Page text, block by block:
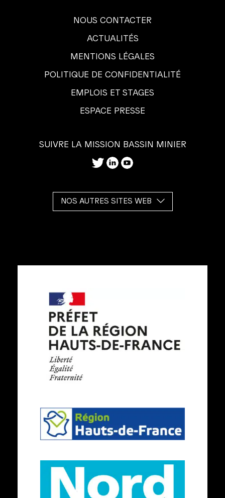
NOUS CONTACTER
ACTUALITÉS
MENTIONS LÉGALES
POLITIQUE DE CONFIDENTIALITÉ
EMPLOIS ET STAGES
ESPACE PRESSE
SUIVRE LA MISSION BASSIN MINIER
NOS AUTRES SITES WEB
de
l'état
Hauts-
France
département